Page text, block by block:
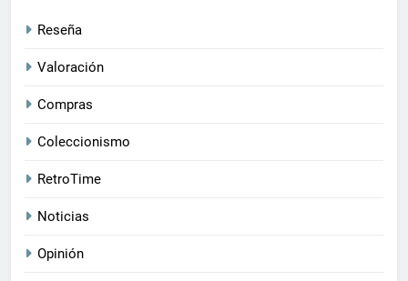
Reseña
Valoración
Compras
Coleccionismo
RetroTime
Noticias
Opinión